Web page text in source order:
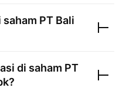
saham PT Bali
di saham PT
?